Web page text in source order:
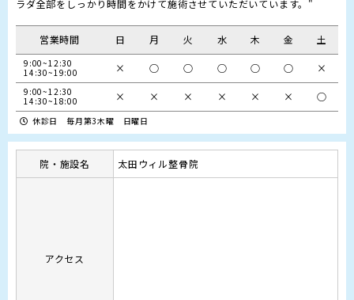
営業時間 日 月 火 水 木 金 土
9:00~12:30
14:30~19:00
× ○ ○ ○ ○ ○ ×
9:00~12:30
14:30~18:00
× × × × × × ○
休診日 毎月第3木曜 日曜日
院・施設名 太田ウィル整骨院
アクセス